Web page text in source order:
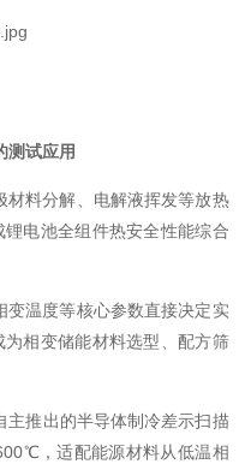
测试应用
材料分解、电解液挥发等放热
电池全组件热安全性能综合
变温度等核心参数直接决定实
相变储能材料选型、配方筛
主推出的半导体制冷差示扫描
，适配能源材料从低温相